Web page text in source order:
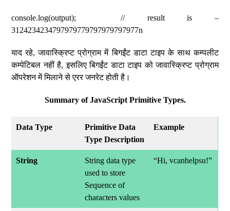
console.log(output); // result is –
3124234234797979779797979797977n
याद रहे, जावास्क्रिप्ट प्रोग्राम में बिगईंट डाटा टाइप के साथ कम्पलीट
कम्पेटिबल नहीं है, इसलिए बिगईंट डाटा टाइप को जावास्क्रिप्ट प्रोग्राम
ऑपरेशन में मिलाने से एरर जनरेट होती है।
Summary of JavaScript Primitive Types.
Data Type
Primitive Data
Type Description
Example
String
String data type
used to store
Sequence of
characters values
“Hi, vcanhelpsu!”